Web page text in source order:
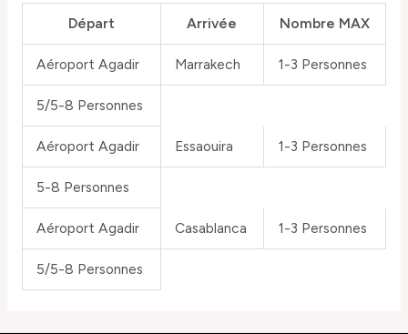
Départ Arrivée Nombre MAX
Aéroport Agadir Marrakech 1-3 Personnes
5/5-8 Personnes
Aéroport Agadir Essaouira 1-3 Personnes
5-8 Personnes
Aéroport Agadir Casablanca 1-3 Personnes
5/5-8 Personnes